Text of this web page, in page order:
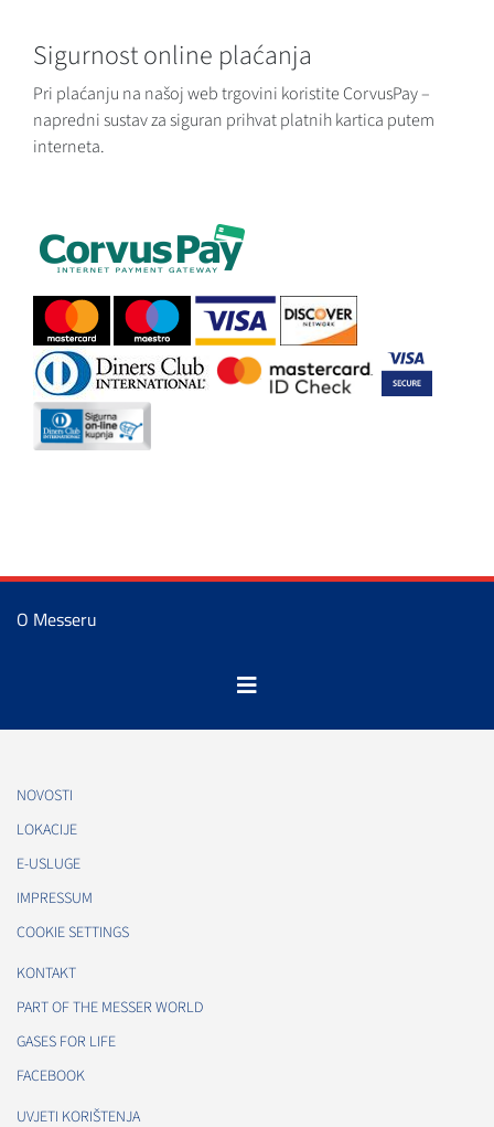
Sigurnost online plaćanja
Pri plaćanju na našoj web trgovini koristite CorvusPay –
napredni sustav za siguran prihvat platnih kartica putem
interneta.
O Messeru
NOVOSTI
LOKACIJE
E-USLUGE
IMPRESSUM
COOKIE SETTINGS
KONTAKT
PART OF THE MESSER WORLD
GASES FOR LIFE
FACEBOOK
UVJETI KORIŠTENJA